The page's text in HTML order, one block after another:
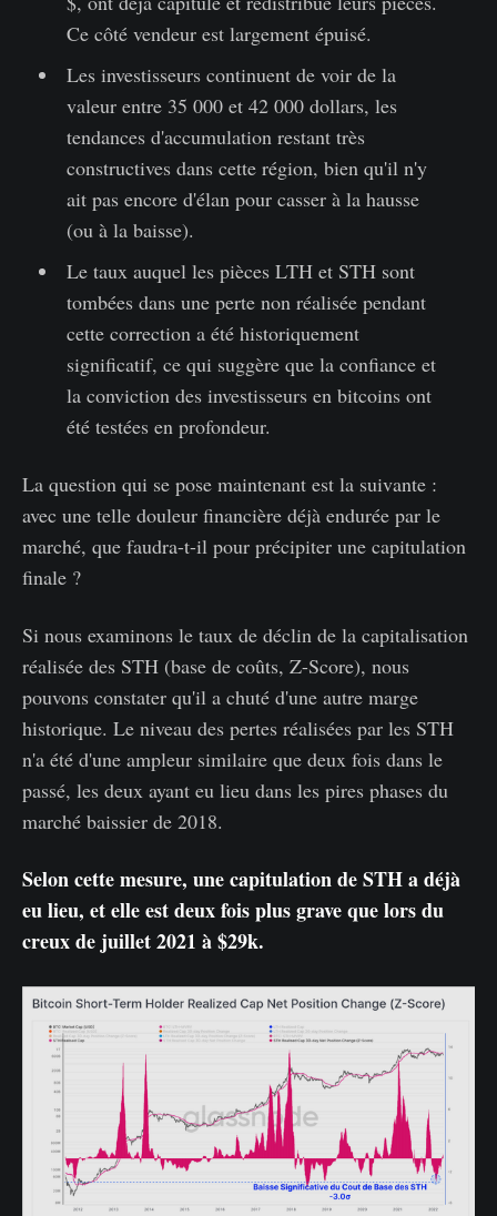
Ce côté vendeur est largement épuisé.
Les investisseurs continuent de voir de la
valeur entre 35 000 et 42 000 dollars, les
tendances d'accumulation restant très
constructives dans cette région, bien qu'il n'y
ait pas encore d'élan pour casser à la hausse
(ou à la baisse).
Le taux auquel les pièces LTH et STH sont
tombées dans une perte non réalisée pendant
cette correction a été historiquement
significatif, ce qui suggère que la confiance et
la conviction des investisseurs en bitcoins ont
été testées en profondeur.
La question qui se pose maintenant est la suivante :
avec une telle douleur financière déjà endurée par le
marché, que faudra-t-il pour précipiter une capitulation
finale ?
Si nous examinons le taux de déclin de la capitalisation
réalisée des STH (base de coûts, Z-Score), nous
pouvons constater qu'il a chuté d'une autre marge
historique. Le niveau des pertes réalisées par les STH
n'a été d'une ampleur similaire que deux fois dans le
passé, les deux ayant eu lieu dans les pires phases du
marché baissier de 2018.
Selon cette mesure, une capitulation de STH a déjà
eu lieu, et elle est deux fois plus grave que lors du
creux de juillet 2021 à $29k.